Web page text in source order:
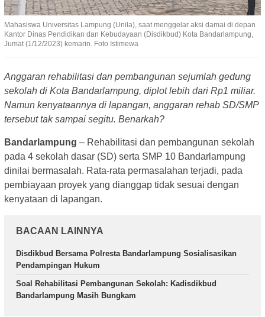
Mahasiswa Universitas Lampung (Unila), saat menggelar aksi damai di depan
Kantor Dinas Pendidikan dan Kebudayaan (Disdikbud) Kota Bandarlampung,
Jumat (1/12/2023) kemarin. Foto Istimewa
Anggaran rehabilitasi dan pembangunan sejumlah gedung
sekolah di Kota Bandarlampung, diplot lebih dari Rp1 miliar.
Namun kenyataannya di lapangan, anggaran rehab SD/SMP
tersebut tak sampai segitu. Benarkah?
Bandarlampung – Rehabilitasi dan pembangunan sekolah
pada 4 sekolah dasar (SD) serta SMP 10 Bandarlampung
dinilai bermasalah. Rata-rata permasalahan terjadi, pada
pembiayaan proyek yang dianggap tidak sesuai dengan
kenyataan di lapangan.
BACAAN LAINNYA
Disdikbud Bersama Polresta Bandarlampung Sosialisasikan
Pendampingan Hukum
Soal Rehabilitasi Pembangunan Sekolah: Kadisdikbud
Bandarlampung Masih Bungkam